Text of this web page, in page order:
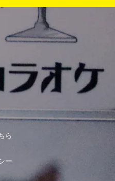
ら
ー